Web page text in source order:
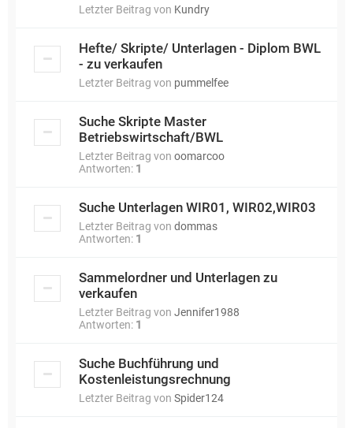
Letzter Beitrag von Kundry
Hefte/ Skripte/ Unterlagen - Diplom BWL
- zu verkaufen
Letzter Beitrag von pummelfee
Suche Skripte Master
Betriebswirtschaft/BWL
Letzter Beitrag von oomarcoo
Antworten: 1
Suche Unterlagen WIR01, WIR02,WIR03
Letzter Beitrag von dommas
Antworten: 1
Sammelordner und Unterlagen zu
verkaufen
Letzter Beitrag von Jennifer1988
Antworten: 1
Suche Buchführung und
Kostenleistungsrechnung
Letzter Beitrag von Spider124